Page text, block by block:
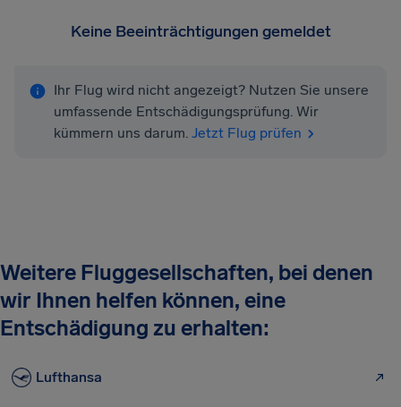
Keine Beeinträchtigungen gemeldet
Ihr Flug wird nicht angezeigt? Nutzen Sie unsere
umfassende Entschädigungsprüfung. Wir
kümmern uns darum. Jetzt Flug prüfen
Weitere Fluggesellschaften, bei denen
wir Ihnen helfen können, eine
Entschädigung zu erhalten:
Lufthansa